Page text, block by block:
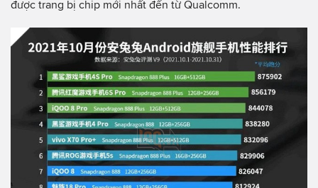
được trang bị chip mới nhất đến từ Qualcomm.